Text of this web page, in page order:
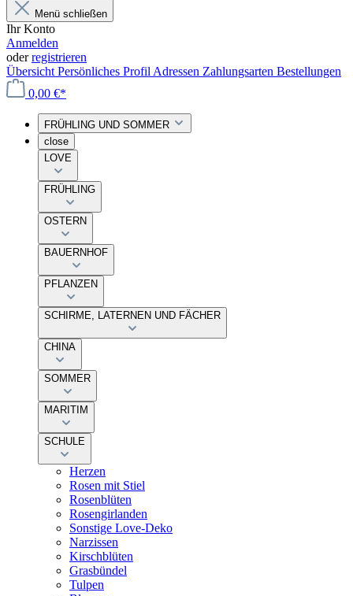
Menü schließen
Ihr Konto
Anmelden
oderregistrieren
Übersicht Persönliches Profil Adressen Zahlungsarten Bestellungen
0,00 €*
FRÜHLING UND SOMMER
close
LOVE
FRÜHLING
OSTERN
BAUERNHOF
PFLANZEN
SCHIRME, LATERNEN UND FÄCHER
CHINA
SOMMER
MARITIM
SCHULE
Herzen
Rosen mit Stiel
Rosenblüten
Rosengirlanden
Sonstige Love-Deko
Narzissen
Kirschblüten
Grasbündel
Tulpen